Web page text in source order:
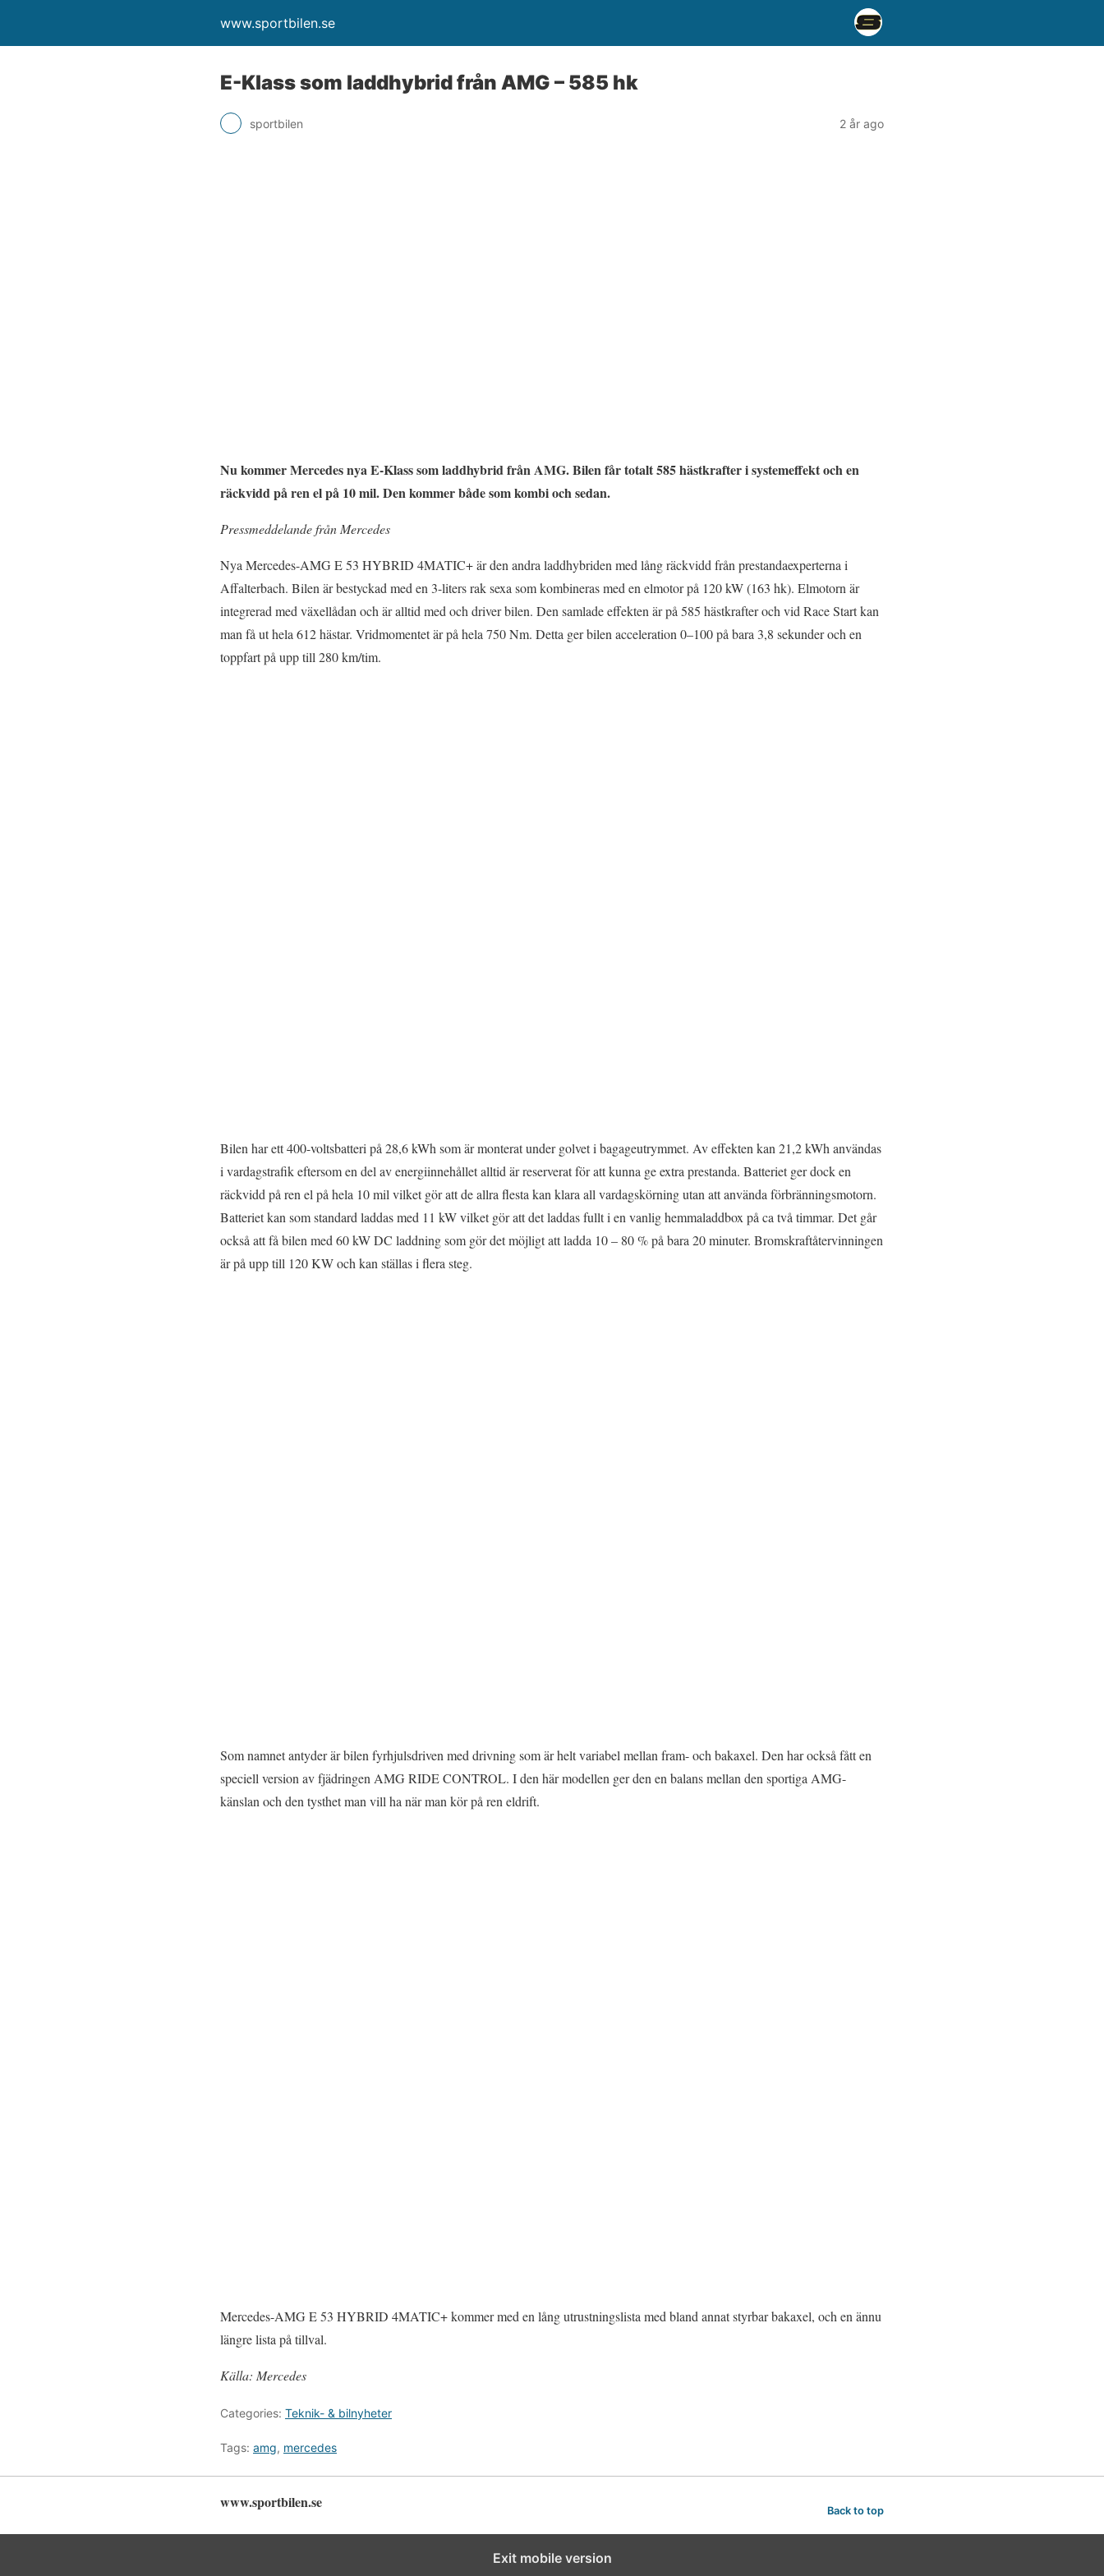
www.sportbilen.se
E-Klass som laddhybrid från AMG – 585 hk
sportbilen 2 år ago
Nu kommer Mercedes nya E-Klass som laddhybrid från AMG. Bilen får totalt 585 hästkrafter i systemeffekt och en
räckvidd på ren el på 10 mil. Den kommer både som kombi och sedan.
Pressmeddelande från Mercedes
Nya Mercedes-AMG E 53 HYBRID 4MATIC+ är den andra laddhybriden med lång räckvidd från prestandaexperterna i
Affalterbach. Bilen är bestyckad med en 3-liters rak sexa som kombineras med en elmotor på 120 kW (163 hk). Elmotorn är
integrerad med växellådan och är alltid med och driver bilen. Den samlade effekten är på 585 hästkrafter och vid Race Start kan
man få ut hela 612 hästar. Vridmomentet är på hela 750 Nm. Detta ger bilen acceleration 0–100 på bara 3,8 sekunder och en
toppfart på upp till 280 km/tim.
Bilen har ett 400-voltsbatteri på 28,6 kWh som är monterat under golvet i bagageutrymmet. Av effekten kan 21,2 kWh användas
i vardagstrafik eftersom en del av energiinnehållet alltid är reserverat för att kunna ge extra prestanda. Batteriet ger dock en
räckvidd på ren el på hela 10 mil vilket gör att de allra flesta kan klara all vardagskörning utan att använda förbränningsmotorn.
Batteriet kan som standard laddas med 11 kW vilket gör att det laddas fullt i en vanlig hemmaladdbox på ca två timmar. Det går
också att få bilen med 60 kW DC laddning som gör det möjligt att ladda 10 – 80 % på bara 20 minuter. Bromskraftåtervinningen
är på upp till 120 KW och kan ställas i flera steg.
Som namnet antyder är bilen fyrhjulsdriven med drivning som är helt variabel mellan fram- och bakaxel. Den har också fått en
speciell version av fjädringen AMG RIDE CONTROL. I den här modellen ger den en balans mellan den sportiga AMG-
känslan och den tysthet man vill ha när man kör på ren eldrift.
Mercedes-AMG E 53 HYBRID 4MATIC+ kommer med en lång utrustningslista med bland annat styrbar bakaxel, och en ännu
längre lista på tillval.
Källa: Mercedes
Categories: Teknik- & bilnyheter
Tags: amg, mercedes
www.sportbilen.se Back to top
Exit mobile version